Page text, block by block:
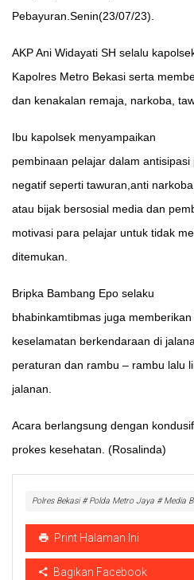
Pebayuran.Senin(23/07/23).
AKP Ani Widayati SH selalu
Kapolres Metro Bekasi serta
dan kenakalan remaja, narkoba,
Ibu kapolsek menyampaikan
pembinaan pelajar dalam
negatif seperti tawuran,anti
atau bijak bersosial media dan
motivasi para pelajar untuk tidak
ditemukan.
Bripka Bambang Epo selaku
bhabinkamtibmas juga
keselamatan berkendaraan di
peraturan dan rambu – rambu lalu
jalanan.
Acara berlangsung dengan
prokes kesehatan. (Rosalinda)
Polres Bekasi # Polda Metro Jaya # Media
Print Halaman Ini
Bagikan Facebook